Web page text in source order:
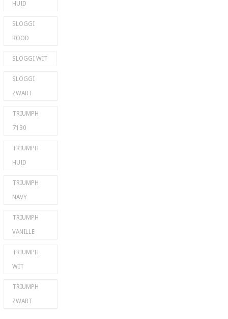
HUID
SLOGGI
ROOD
SLOGGI WIT
SLOGGI
ZWART
TRIUMPH
7130
TRIUMPH
HUID
TRIUMPH
NAVY
TRIUMPH
VANILLE
TRIUMPH
WIT
TRIUMPH
ZWART